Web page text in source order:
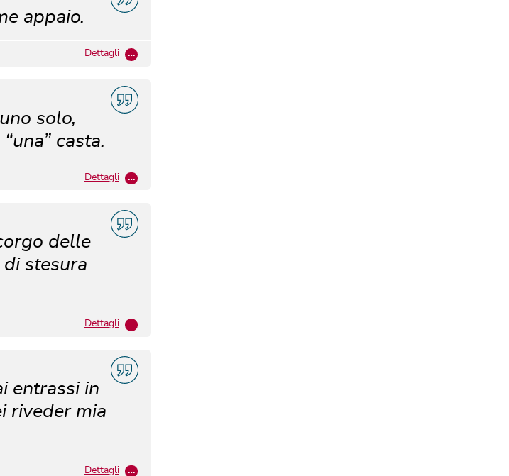
appaio.
Dettagli …
solo,
casta.
Dettagli …
delle
stesura
Dettagli …
entrassi in
riveder mia
Dettagli …